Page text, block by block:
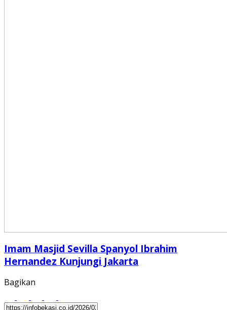
Imam Masjid Sevilla Spanyol Ibrahim
Hernandez Kunjungi Jakarta
Bagikan